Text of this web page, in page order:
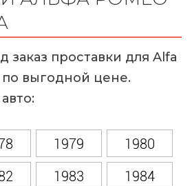
заказ проставки для Alfa
выгодной цене.
1979
1980
1983
1984